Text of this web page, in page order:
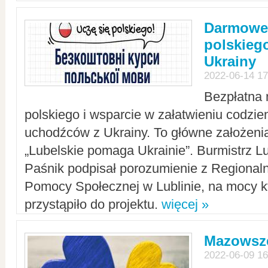
Ukrainy
2022-06-14
polskiego i wsparcie w załatwieniu
uchodźców z Ukrainy. To główne
„Lubelskie pomaga Ukrainie”. Burmistrz
Paśnik podpisał porozumienie z
Pomocy Społecznej w Lublinie, na mocy
przystąpiło do projektu. więcej »
2022-06-09